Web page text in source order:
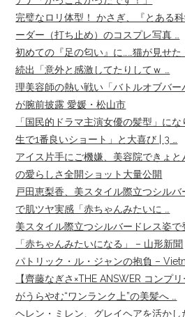
完璧なロリ体型！ かさぎ、『とある
ーダー（打ち止め）のコスプレ写真 …
初めての『足の匂い』に……猫が見せ
続出「意外と感激してたりしてｗ …
理美容師の熱い戦い「バトルオブバ
が腕前披露 愛媛・松山市
「国民的ドラマ主演女優の髪型」に
生で1番良いショート」と大喜び | 3 …
アイス片手にご機嫌、美容院できょ
の愛らしさ全開ショット大量公開
戸田恵梨香、美スタイル際立つシル
で肌ツヤ実感「赤ちゃんみたいに …
美スタイル際立つシルバードレス姿
「赤ちゃんみたいになる」 – 山形新聞
パトリック・ル・ジャンの抱負 –
【齊藤なぎさ×THE ANSWER コンプ
がうらやむ“ワンランク上”の美髪へ …
ヘレン・ミレン、グレイヘアを活かし